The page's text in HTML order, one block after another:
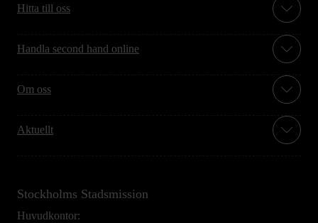
Hitta till oss
Handla second hand online
Om oss
Aktuellt
Stockholms Stadsmission
Huvudkontor: